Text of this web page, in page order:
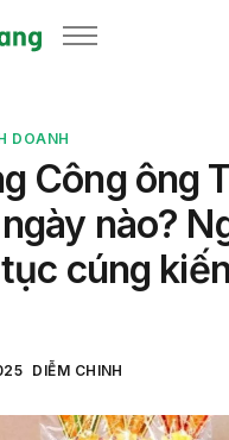
DOANH
Công ông
nào?
cúng
DIỄM CHINH